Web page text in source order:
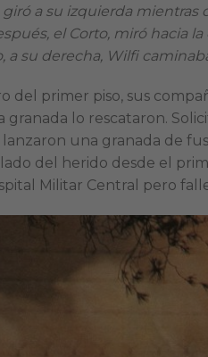
giró a su izquierda
el Corto, miró hacia
a su derecha, Wilfi
primer piso, sus
lo rescataron.
lanzaron una granada de
del herido desde el
Militar Central pero